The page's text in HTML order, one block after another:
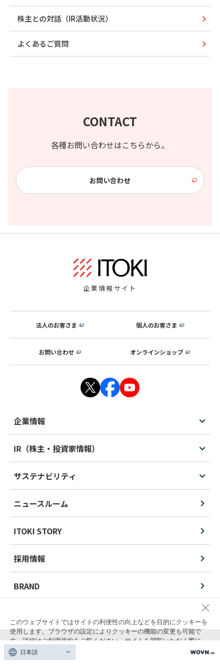
株主との対話（IR活動状況）
よくあるご質問
CONTACT
各種お問い合わせはこちらから。
お問い合わせ
企業情報サイト
法人のお客さま 個人のお客さま
お問い合わせ オンラインショップ
企業情報
IR（株主・投資家情報）
サステナビリティ
ニュースルーム
ITOKI STORY
採用情報
BRAND
製品に関する重要なお知らせ
このウェブサイトではサイトの利便性の向上などを目的にクッキーを
使用します。ブラウザの設定によりクッキーの機能の変更も可能で
す。詳細は ご利用規約をご覧ください。サイトを閲覧いただく際に
は、クッキーの使用に同意いただく必要があります。
日本語